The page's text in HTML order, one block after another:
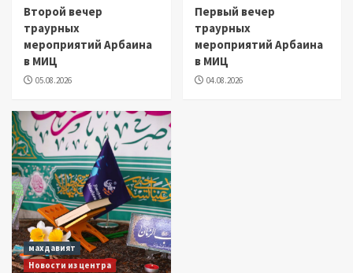
Второй вечер
траурных
мероприятий Арбаина
в МИЦ
05.08.2026
Первый вечер
траурных
мероприятий Арбаина
в МИЦ
04.08.2026
махдавият
Новости из центра